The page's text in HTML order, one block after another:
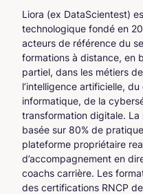
Liora (ex DataScientest)
technologique fondé en
acteurs de référence du
formations à distance, en
partiel, dans les métiers
l’intelligence artificielle,
informatique, de la
transformation digitale.
basée sur 80% de
plateforme propriétaire
d’accompagnement en
coachs carrière. Les
des certifications RNCP